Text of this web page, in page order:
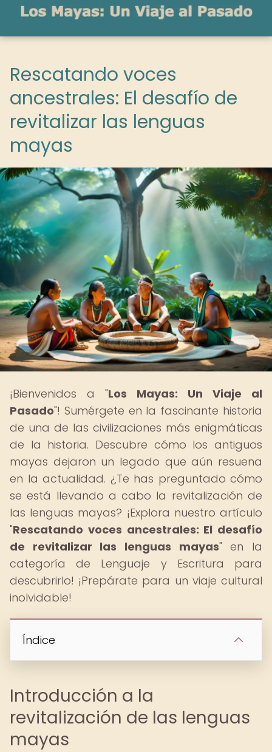
Rescatando voces
ancestrales: El desafío de
revitalizar las lenguas
mayas
¡Bienvenidos a "Los Mayas: Un Viaje al
Pasado"! Sumérgete en la fascinante historia
de una de las civilizaciones más enigmáticas
de la historia. Descubre cómo los antiguos
mayas dejaron un legado que aún resuena
en la actualidad. ¿Te has preguntado cómo
se está llevando a cabo la revitalización de
las lenguas mayas? ¡Explora nuestro artículo
"Rescatando voces ancestrales: El desafío
de revitalizar las lenguas mayas" en la
categoría de Lenguaje y Escritura para
descubrirlo! ¡Prepárate para un viaje cultural
inolvidable!
Índice
Introducción a la
revitalización de las lenguas
mayas